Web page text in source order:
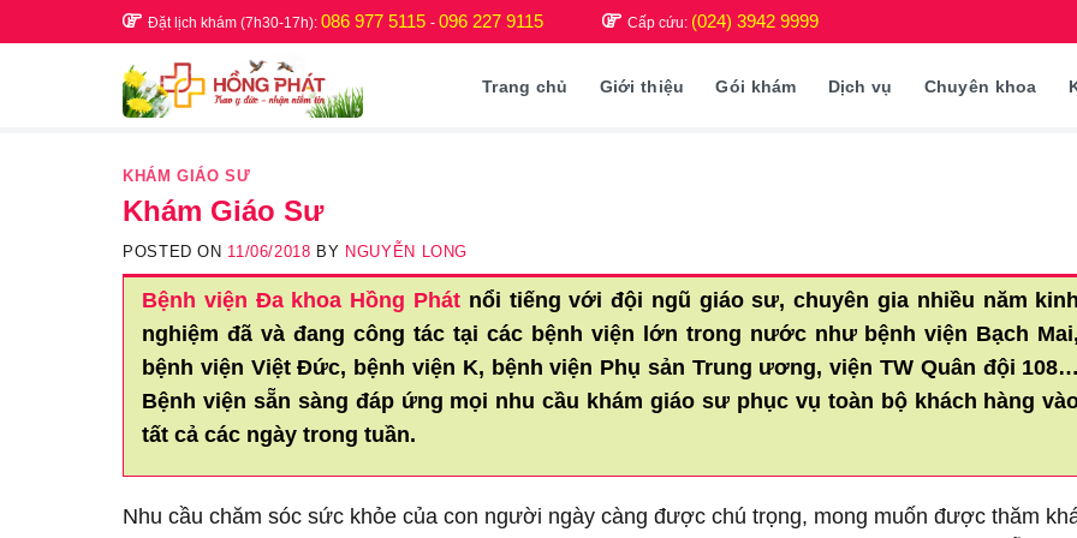
to
Đặt lịch khám (7h30-17h): 086 977 5115 - 096 227 9115 Cấp cứu: (024) 3942 9999
Trang chủ Giới thiệu Gói khám Dịch vụ Chuyên khoa
KHÁM GIÁO SƯ
Khám Giáo Sư
POSTED ON 11/06/2018 BY NGUYỄN LONG
Bệnh viện Đa khoa Hồng Phátnổi tiếng với đội ngũ giáo sư, chuyên gia nhiều năm kinh
nghiệm đã và đang công tác tại các bệnh viện lớn trong nước như bệnh viện Bạch Mai,
bệnh viện Việt Đức, bệnh viện K, bệnh viện Phụ sản Trung ương, viện TW Quân đội 108…
Bệnh viện sẵn sàng đáp ứng mọi nhu cầu khám giáo sư phục vụ toàn bộ khách hàng
tất cả các ngày trong tuần.
Nhu cầu chăm sóc sức khỏe của con người ngày càng được chú trọng, mong muốn được thăm